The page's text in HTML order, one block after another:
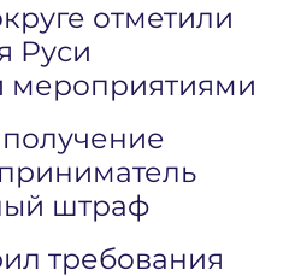
отметили
Руси
мероприятиями
штраф
требования